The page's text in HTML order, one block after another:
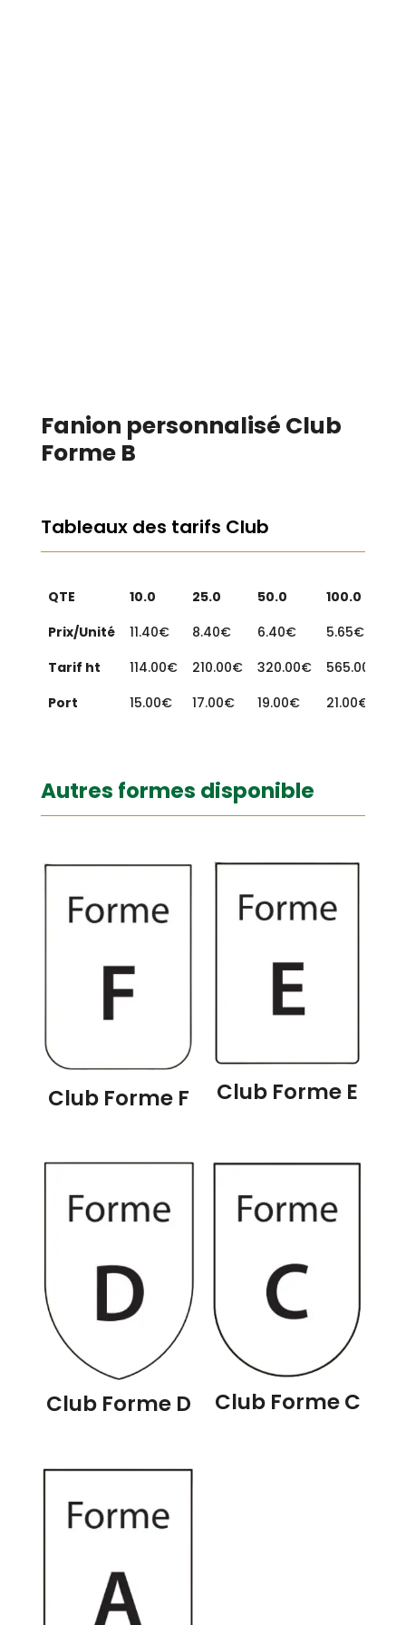
Fanion personnalisé Club
Forme B
Tableaux des tarifs Club
QTE 10.0 25.0 50.0 100.0
Prix/Unité
11.40€ 8.40€ 6.40€ 5.65€
Tarif ht
114.00€ 210.00€ 320.00€ 565.00€
Port
15.00€ 17.00€ 19.00€ 21.00€
Autres formes disponible
Club Forme F Club Forme E
Club Forme D Club Forme C